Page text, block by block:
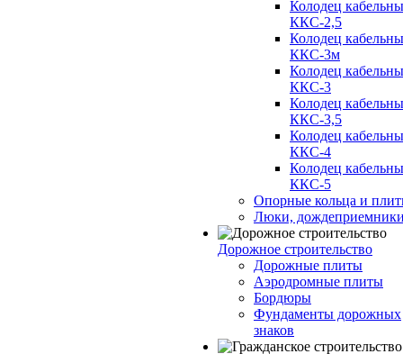
Колодец
ККС-2,5
Колодец
ККС-3м
Колодец
ККС-3
Колодец
ККС-3,5
Колодец
ККС-4
Колодец
ККС-5
Опорные кольца и
Люки,
Дорожное строительство
Дорожные плиты
Аэродромные плиты
Бордюры
Фундаменты дорожных
знаков